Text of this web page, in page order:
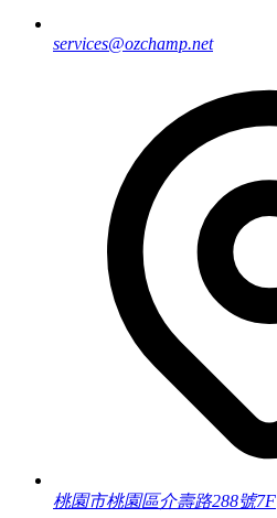
services@ozchamp.net
桃園市桃園區介壽路288號7F